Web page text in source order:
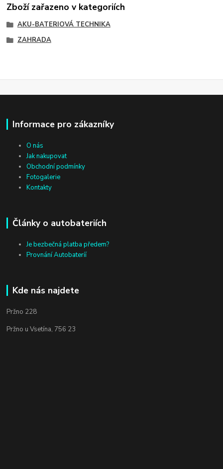
Zboží zařazeno v kategoriích
AKU-BATERIOVÁ TECHNIKA
ZAHRADA
Informace pro zákazníky
O nás
Jak nakupovat
Obchodní podmínky
Fotogalerie
Kontakty
Články o autobateriích
Je bezbečná platba předem?
Provnání Autobateríí
Kde nás najdete
Pržno 228
Pržno u Vsetína, 756 23